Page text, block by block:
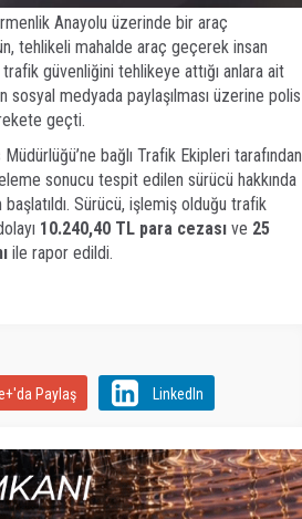
Anayolu üzerinde bir araç
tehlikeli mahalde araç geçerek insan
trafik güvenliğini tehlikeye attığı anlara ait
sosyal medyada paylaşılması üzerine polis
geçti.
bağlı Trafik Ekipleri tarafından
sonucu tespit edilen sürücü hakkında
Sürücü, işlemiş olduğu trafik
10.240,40 TL para cezası ve 25
ile rapor edildi.
Paylaş LinkedIn